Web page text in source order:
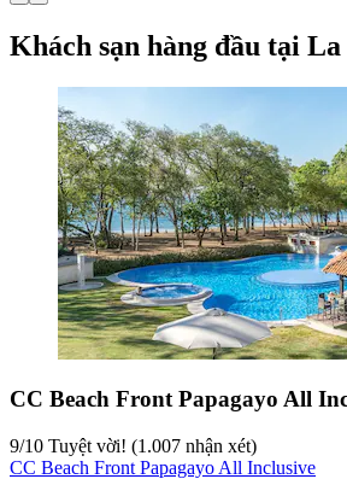
Khách sạn hàng đầu tại
CC Beach Front Papagayo All
9/10 Tuyệt vời! (1.007 nhận xét)
CC Beach Front Papagayo All Inclusive